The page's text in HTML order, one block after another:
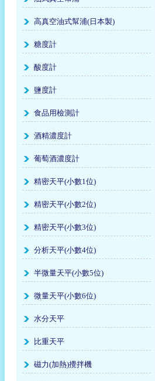
高真空油式幫浦(日本製)
糖度計
酸度計
鹽度計
食品用檢測計
酒精濃度計
葡萄酒濃度計
精密天平(小數1位)
精密天平(小數2位)
精密天平(小數3位)
分析天平(小數4位)
半微量天平(小數5位)
微量天平(小數6位)
水分天平
比重天平
磁力(加熱)攪拌機